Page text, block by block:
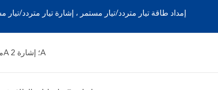
إمداد طاقة تيار متردد/تيار مستمر ، إشارة تيار متردد/تيار مستمر
مزود طاقة 100A ؛ إشارة 2A